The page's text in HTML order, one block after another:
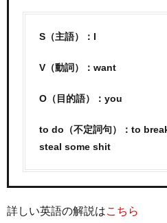
S（主語）：I
V（動詞）：want
O（目的語）：you
to do（不定詞句）：to
steal some shit
詳しい英語の解説はこちら